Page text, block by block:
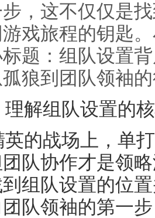
，这不仅仅是
戏旅程的钥匙
题：组队设置
狼到团队领袖
解组队设置的
的战场上，单
队协作才是领
组队设置的位
队领袖的第一